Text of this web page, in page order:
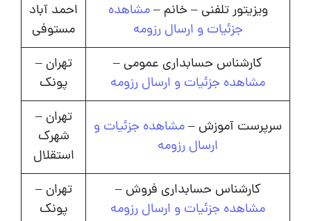
ویزیتور تلفنی – خانم –مشاهده
جزئیات و ارسال رزومه
احمد آباد
مستوفی
کارشناس حسابداری عمومی –
مشاهده جزئیات و ارسال رزومه
تهران –
پونک
سرپرست آموزش –مشاهده جزئیات و
ارسال رزومه
تهران –
شهرک
استقلال
کارشناس حسابداری فروش –
مشاهده جزئیات و ارسال رزومه
تهران –
پونک